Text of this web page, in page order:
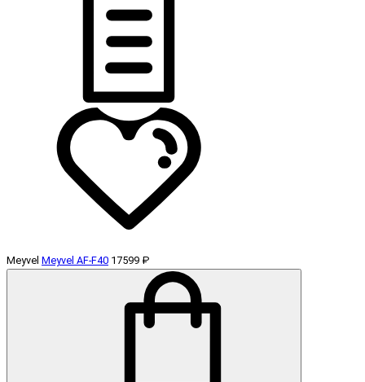
Meyvel Meyvel AF-F40 17599 ₽